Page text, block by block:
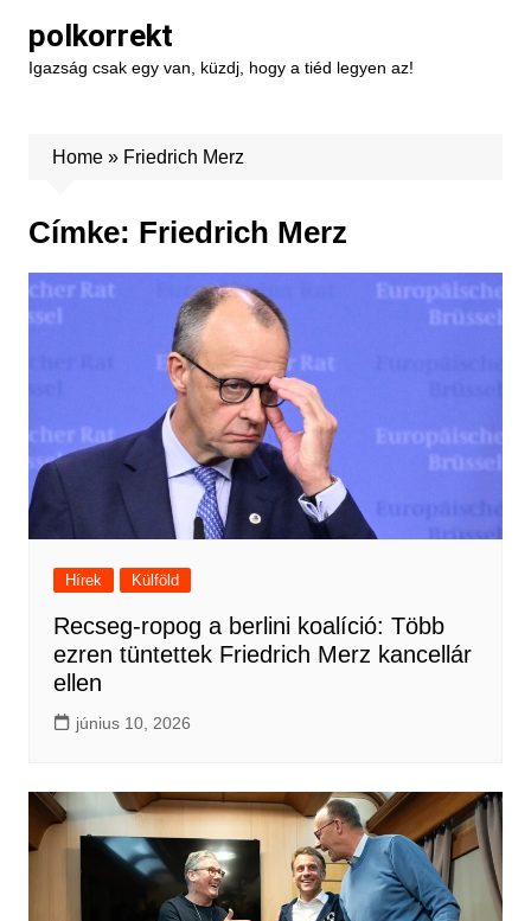
content
polkorrekt
Igazság csak egy van, küzdj, hogy a tiéd legyen az!
Home» Friedrich Merz
Címke: Friedrich Merz
Hírek Külföld
Recseg-ropog a berlini koalíció: Több
ezren tüntettek Friedrich Merz kancellár
ellen
június 10, 2026